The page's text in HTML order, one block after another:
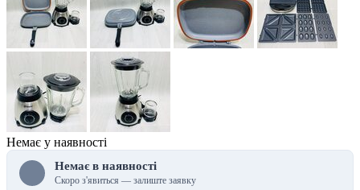
Немає у наявності
Немає в наявності
Скоро з'явиться — залиште заявку